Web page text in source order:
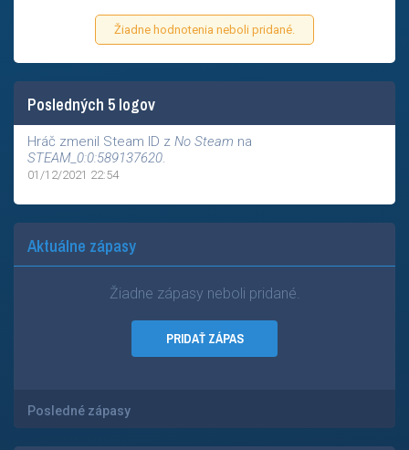
Žiadne hodnotenia neboli pridané.
Posledných 5 logov
Hráč zmenil Steam ID z No Steam na
STEAM_0:0:589137620.
01/12/2021 22:54
Aktuálne zápasy
Žiadne zápasy neboli pridané.
PRIDAŤ ZÁPAS
Posledné zápasy